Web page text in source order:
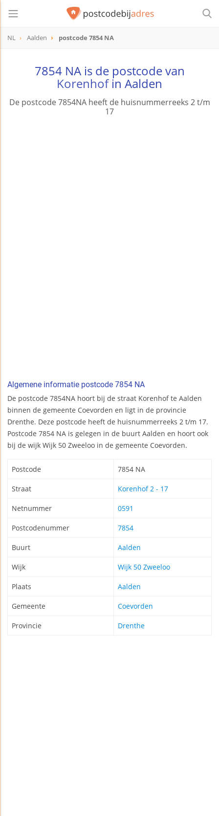
NL Aalden postcode 7854 NA
7854 NA is de postcode van
Korenhofin Aalden
De postcode 7854NA heeft de huisnummerreeks 2 t/m
17
Algemene informatie postcode 7854 NA
De postcode 7854NA hoort bij de straat Korenhof te Aalden
binnen de gemeente Coevorden en ligt in de provincie
Drenthe. Deze postcode heeft de huisnummerreeks 2 t/m 17.
Postcode 7854 NA is gelegen in de buurt Aalden en hoort ook
bij de wijk Wijk 50 Zweeloo in de gemeente Coevorden.
Postcode 7854 NA
Straat Korenhof 2 - 17
Netnummer 0591
Postcodenummer 7854
Buurt Aalden
Wijk Wijk 50 Zweeloo
Plaats Aalden
Gemeente Coevorden
Provincie Drenthe